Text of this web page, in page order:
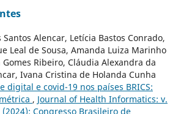
Santos Alencar, Letícia Bastos Conrado,
Leal de Sousa, Amanda Luiza Marinho
Gomes Ribeiro, Cláudia Alexandra da
Ivana Cristina de Holanda Cunha
digital e covid-19 nos países BRICS:
, Journal of Health Informatics: v.
(2024): Congresso Brasileiro de